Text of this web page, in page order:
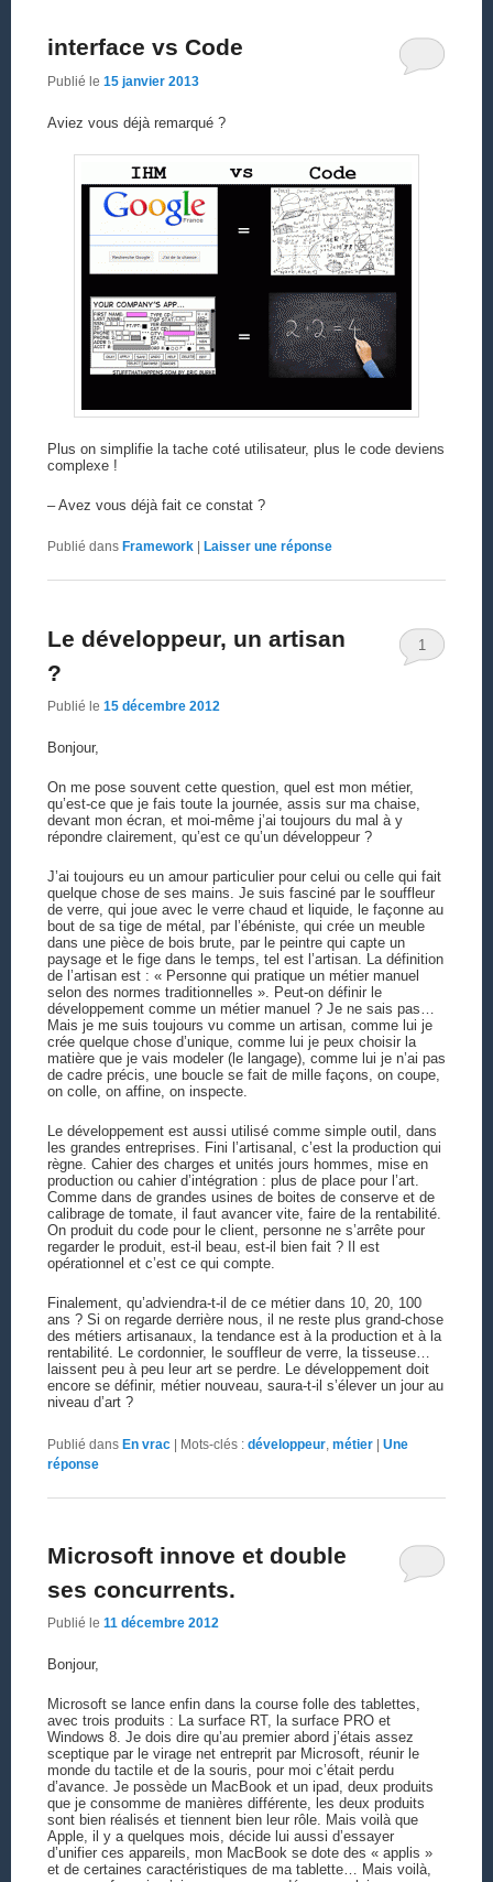
interface vs Code
Publié le 15 janvier 2013
Aviez vous déjà remarqué ?
Plus on simplifie la tache coté utilisateur, plus le code deviens
complexe !
– Avez vous déjà fait ce constat ?
Publié dans Framework Laisser une réponse
Le développeur, un artisan
?
Publié le 15 décembre 2012
1
Bonjour,
On me pose souvent cette question, quel est mon métier,
qu’est-ce que je fais toute la journée, assis sur ma chaise,
devant mon écran, et moi-même j’ai toujours du mal à y
répondre clairement, qu’est ce qu’un développeur ?
J’ai toujours eu un amour particulier pour celui ou celle qui fait
quelque chose de ses mains. Je suis fasciné par le souffleur
de verre, qui joue avec le verre chaud et liquide, le façonne au
bout de sa tige de métal, par l’ébéniste, qui crée un meuble
dans une pièce de bois brute, par le peintre qui capte un
paysage et le fige dans le temps, tel est l’artisan. La définition
de l’artisan est : « Personne qui pratique un métier manuel
selon des normes traditionnelles ». Peut-on définir le
développement comme un métier manuel ? Je ne sais pas…
Mais je me suis toujours vu comme un artisan, comme lui je
crée quelque chose d’unique, comme lui je peux choisir la
matière que je vais modeler (le langage), comme lui je n’ai pas
de cadre précis, une boucle se fait de mille façons, on coupe,
on colle, on affine, on inspecte.
Le développement est aussi utilisé comme simple outil, dans
les grandes entreprises. Fini l’artisanal, c’est la production qui
règne. Cahier des charges et unités jours hommes, mise en
production ou cahier d’intégration : plus de place pour l’art.
Comme dans de grandes usines de boites de conserve et de
calibrage de tomate, il faut avancer vite, faire de la rentabilité.
On produit du code pour le client, personne ne s’arrête pour
regarder le produit, est-il beau, est-il bien fait ? Il est
opérationnel et c’est ce qui compte.
Finalement, qu’adviendra-t-il de ce métier dans 10, 20, 100
ans ? Si on regarde derrière nous, il ne reste plus grand-chose
des métiers artisanaux, la tendance est à la production et à la
rentabilité. Le cordonnier, le souffleur de verre, la tisseuse…
laissent peu à peu leur art se perdre. Le développement doit
encore se définir, métier nouveau, saura-t-il s’élever un jour au
niveau d’art ?
Publié dans En vrac | Mots-clés : développeur, métier | Une
réponse
Microsoft innove et double
ses concurrents.
Publié le 11 décembre 2012
Bonjour,
Microsoft se lance enfin dans la course folle des tablettes,
avec trois produits : La surface RT, la surface PRO et
Windows 8. Je dois dire qu’au premier abord j’étais assez
sceptique par le virage net entreprit par Microsoft, réunir le
monde du tactile et de la souris, pour moi c’était perdu
d’avance. Je possède un MacBook et un ipad, deux produits
que je consomme de manières différente, les deux produits
sont bien réalisés et tiennent bien leur rôle. Mais voilà que
Apple, il y a quelques mois, décide lui aussi d’essayer
d’unifier ces appareils, mon MacBook se dote des « applis »
et de certaines caractéristiques de ma tablette… Mais voilà,